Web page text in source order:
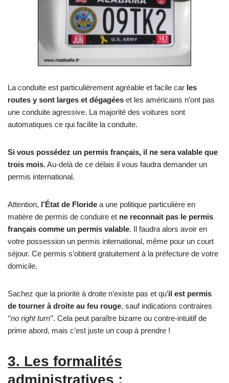
La conduite est particulièrement agréable et facile car les
routes y sont larges et dégagées et les américains n’ont pas
une conduite agressive. La majorité des voitures sont
automatiques ce qui facilite la conduite.
Si vous possédez un permis français, il ne sera valable que
trois mois. Au-delà de ce délais il vous faudra demander un
permis international.
Attention, l’État de Floride a une politique particulière en
matière de permis de conduire et ne reconnait pas le permis
français comme un permis valable. Il faudra alors avoir en
votre possession un permis international, même pour un court
séjour. Ce permis s’obtient gratuitement à la préfecture de votre
domicile.
Sachez que la priorité à droite n’existe pas et qu’il est permis
de tourner à droite au feu rouge, sauf indications contraires
‘’no right turn’’. Cela peut paraître bizarre ou contre-intuitif de
prime abord, mais c’est juste un coup à prendre !
3. Les formalités
administratives :